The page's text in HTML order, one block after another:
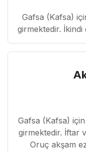
Gafsa (Kafsa)
girmektedir.
Gafsa (Kafsa)
girmektedir. İftar
Oruç akşam